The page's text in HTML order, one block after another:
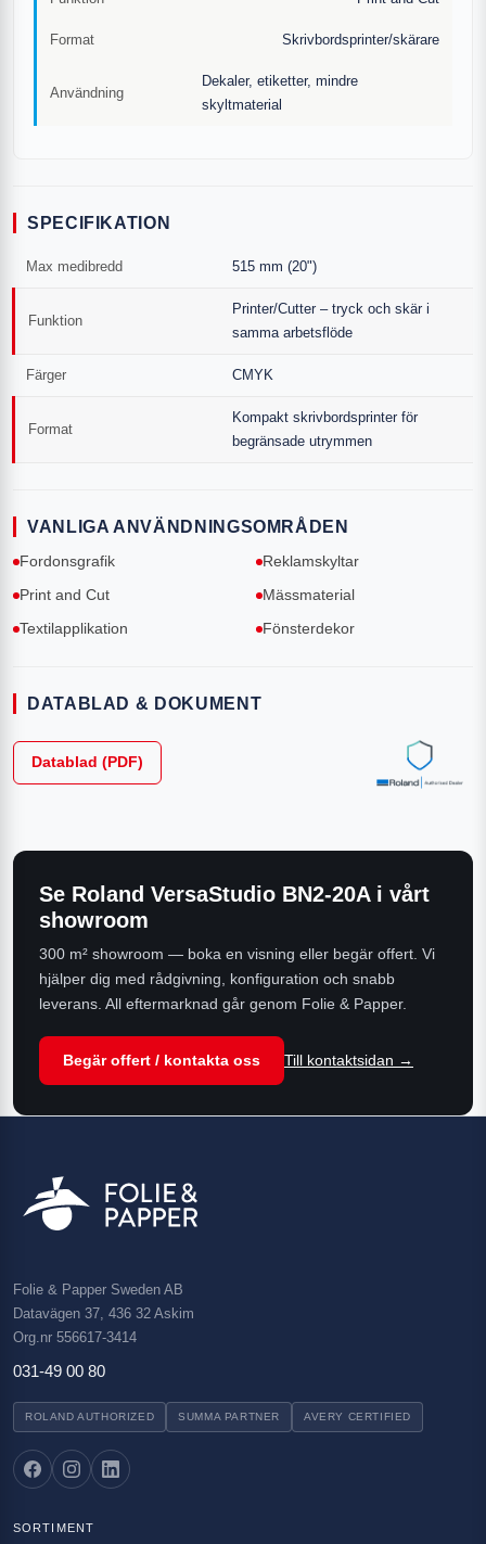
Format Skrivbordsprinter/skärare
Användning
Dekaler, etiketter, mindre
skyltmaterial
SPECIFIKATION
Max medibredd 515 mm (20")
Funktion
Printer/Cutter – tryck och skär i
samma arbetsflöde
Färger CMYK
Format
Kompakt skrivbordsprinter för
begränsade utrymmen
VANLIGA ANVÄNDNINGSOMRÅDEN
Fordonsgrafik
Reklamskyltar
Print and Cut
Mässmaterial
Textilapplikation
Fönsterdekor
DATABLAD & DOKUMENT
Datablad (PDF)
Se Roland VersaStudio BN2-20Ai vårt
showroom
300 m² showroom — boka en visning eller begär offert. Vi
hjälper dig med rådgivning, konfiguration och snabb
leverans. All eftermarknad går genom Folie & Papper.
Begär offert / kontakta oss Till kontaktsidan →
Folie & Papper Sweden AB
Datavägen 37, 436 32 Askim
Org.nr 556617-3414
031-49 00 80
ROLAND AUTHORIZED SUMMA PARTNER AVERY CERTIFIED
SORTIMENT